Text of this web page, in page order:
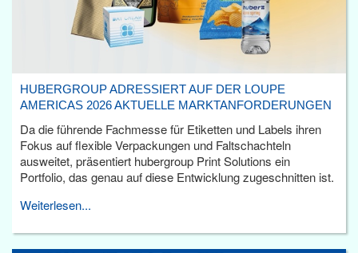
HUBERGROUP ADRESSIERT AUF DER LOUPE
AMERICAS 2026 AKTUELLE MARKTANFORDERUNGEN
Da die führende Fachmesse für Etiketten und Labels ihren
Fokus auf flexible Verpackungen und Faltschachteln
ausweitet, präsentiert hubergroup Print Solutions ein
Portfolio, das genau auf diese Entwicklung zugeschnitten ist.
Weiterlesen...